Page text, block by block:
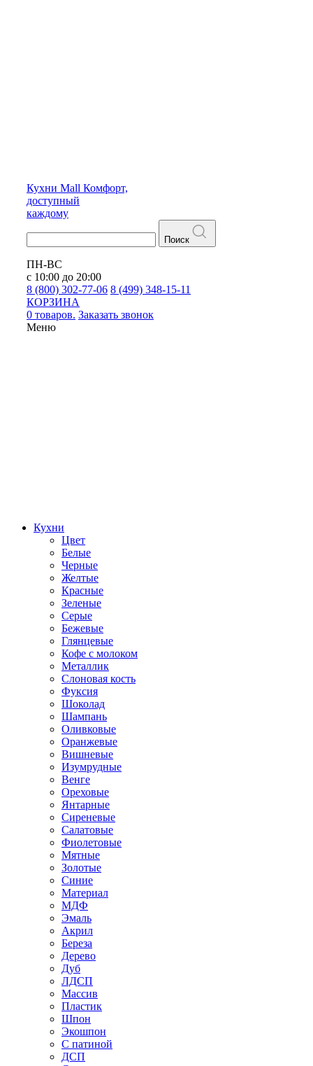
Кухни Mall Комфорт,
доступный
каждому
Поиск
ПН-ВС
с 10:00 до 20:00
8 (800) 302-77-06 8 (499) 348-15-11
КОРЗИНА
0 товаров. Заказать звонок
Меню
Кухни
Цвет
Белые
Черные
Желтые
Красные
Зеленые
Серые
Бежевые
Глянцевые
Кофе с молоком
Металлик
Слоновая кость
Фуксия
Шоколад
Шампань
Оливковые
Оранжевые
Вишневые
Изумрудные
Венге
Ореховые
Янтарные
Сиреневые
Салатовые
Фиолетовые
Мятные
Золотые
Синие
Материал
МДФ
Эмаль
Акрил
Береза
Дерево
Дуб
ЛДСП
Массив
Пластик
Шпон
Экошпон
С патиной
ДСП